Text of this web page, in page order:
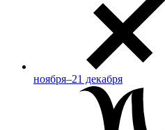
ноября–21 декабря